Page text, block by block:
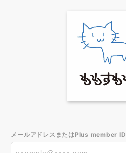
メールアドレスまたはPlus member ID